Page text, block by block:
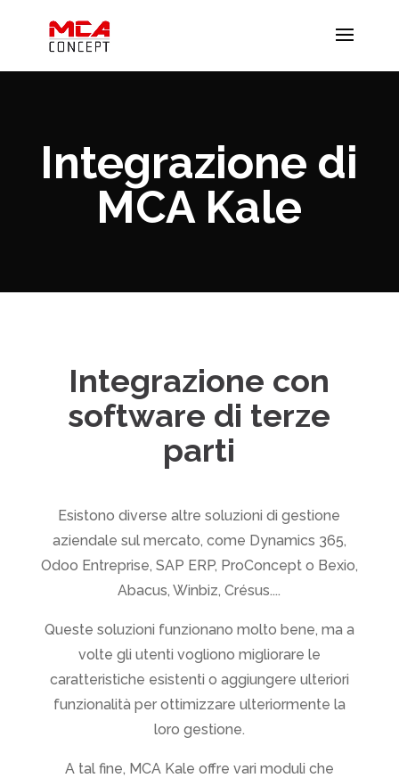
Integrazione di
MCA Kale
Integrazione con
software di terze
parti
Esistono diverse altre soluzioni di gestione
aziendale sul mercato, come Dynamics 365,
Odoo Entreprise, SAP ERP, ProConcept o Bexio,
Abacus, Winbiz, Crésus....
Queste soluzioni funzionano molto bene, ma a
volte gli utenti vogliono migliorare le
caratteristiche esistenti o aggiungere ulteriori
funzionalità per ottimizzare ulteriormente la
loro gestione.
A tal fine, MCA Kale offre vari moduli che